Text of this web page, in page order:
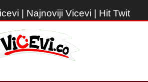
| Najnoviji Vicevi | Hit Twit